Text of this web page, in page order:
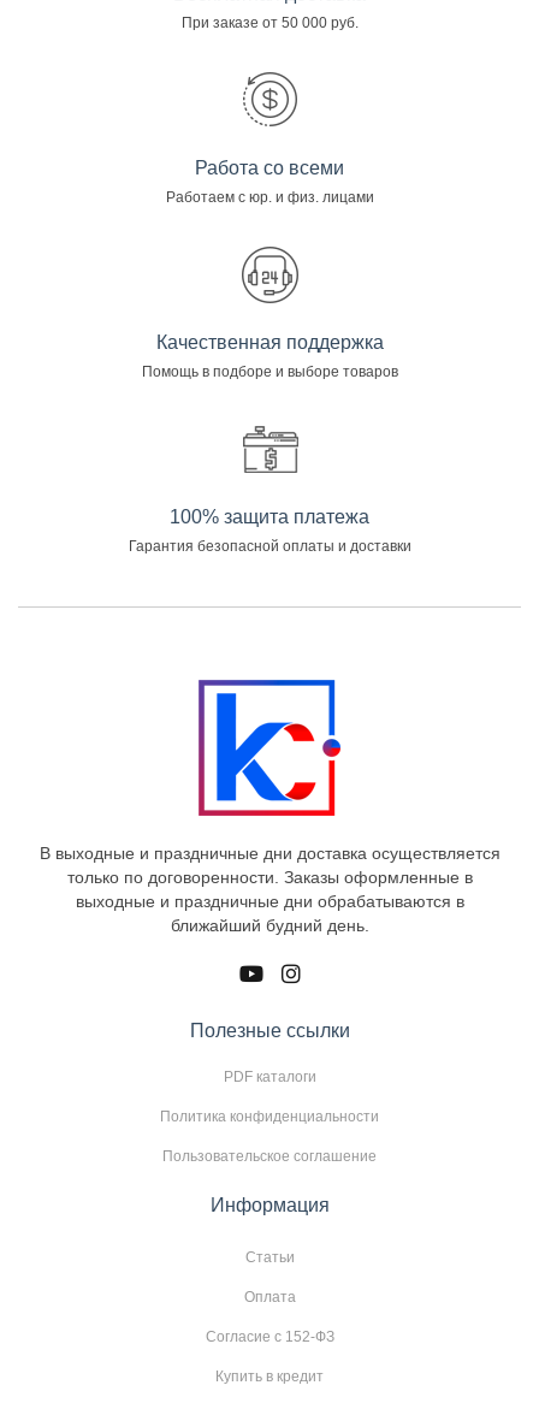
При заказе от 50 000 руб.
Работа со всеми
Работаем с юр. и физ. лицами
Качественная поддержка
Помощь в подборе и выборе товаров
100% защита платежа
Гарантия безопасной оплаты и доставки
В выходные и праздничные дни доставка осуществляется
только по договоренности. Заказы оформленные в
выходные и праздничные дни обрабатываются в
ближайший будний день.
Полезные ссылки
PDF каталоги
Политика конфиденциальности
Пользовательское соглашение
Информация
Статьи
Оплата
Согласие с 152-ФЗ
Купить в кредит